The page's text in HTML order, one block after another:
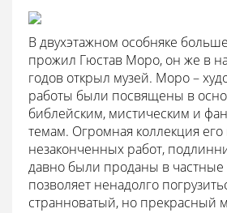
В двухэтажном особняке
прожил Гюстав Моро, он же в
годов открыл музей. Моро –
работы были посвящены в
библейским, мистическим и
темам. Огромная коллекция его
незаконченных работ,
давно были проданы в частные
позволяет ненадолго
странноватый, но прекрасный